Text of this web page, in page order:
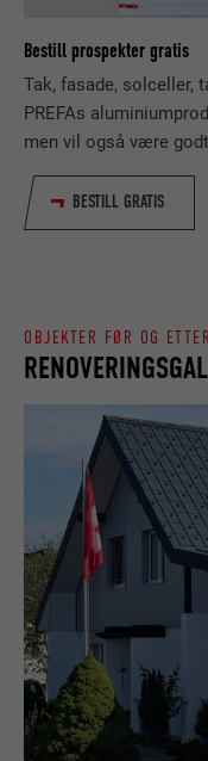
Bestill prospekter gratis
Tak, fasade, solceller,
PREFAs
men vil også være
BESTILL GRATIS
OBJEKTER FØR OG
NAVN
TILBYDER
FORLØP
FORLØP Økt
FORMÅL
NAVN
FORMÅL
Lagt
NAVN
TILBYDER
FORLØP
FORMÅL
Bruk
NAVN